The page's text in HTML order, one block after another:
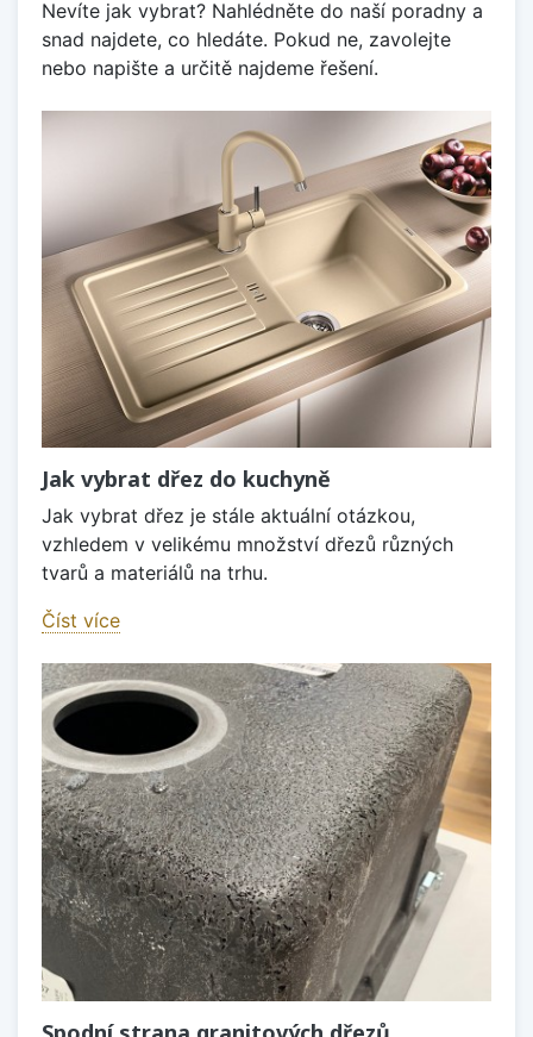
Nevíte jak vybrat? Nahlédněte do naší poradny a
snad najdete, co hledáte. Pokud ne, zavolejte
nebo napište a určitě najdeme řešení.
Jak vybrat dřez do kuchyně
Jak vybrat dřez je stále aktuální otázkou,
vzhledem v velikému množství dřezů různých
tvarů a materiálů na trhu.
Číst více